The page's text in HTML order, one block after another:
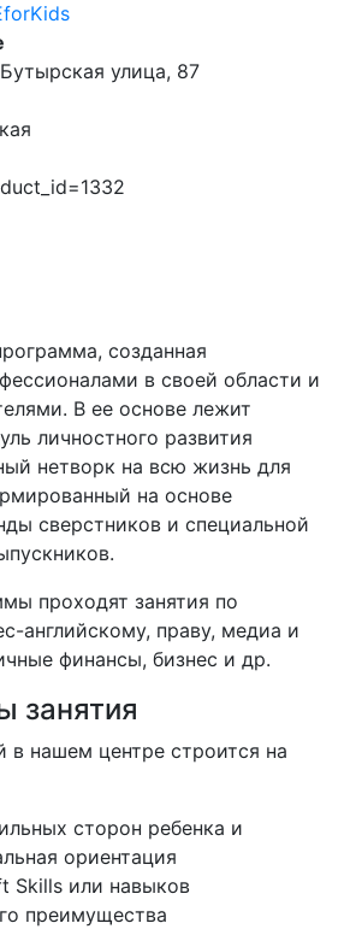
улица, 87
созданная
в своей области и
В ее основе лежит
личностного развития
нетворк на всю жизнь для
на основе
сверстников и специальной
проходят занятия по
английскому, праву, медиа и
финансы, бизнес и др.
занятия
в нашем центре строится на
сторон ребенка и
ориентация
Skills или навыков
преимущества